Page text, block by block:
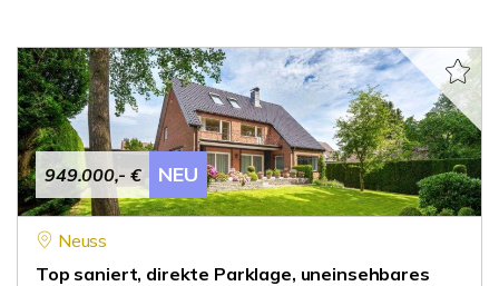
949.000,- € NEU
Neuss
Top saniert, direkte Parklage, uneinsehbares